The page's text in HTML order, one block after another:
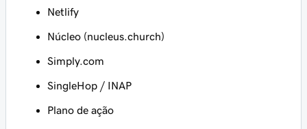
Netlify
Núcleo (nucleus.church)
Simply.com
SingleHop / INAP
Plano de ação